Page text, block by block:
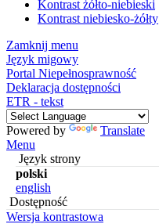
Kontrast żółto-niebieski
Kontrast niebiesko-żółty
Zamknij menu
Język migowy
Portal Niepełnosprawność
Deklaracja dostępności
ETR - tekst
Powered by
Translate
Menu
Język strony
polski
english
Dostępność
Wersja kontrastowa